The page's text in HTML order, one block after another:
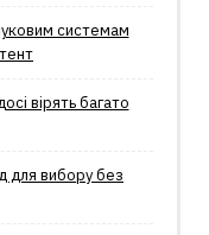
системам
вірять багато
для вибору без